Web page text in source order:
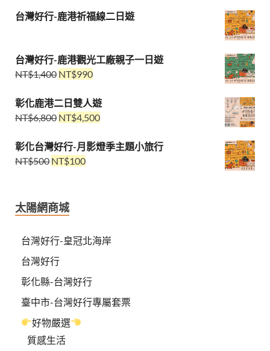
台灣好行-鹿港祈福線二日遊
台灣好行-鹿港觀光工廠親子一日遊
NT$1,400 NT$990
彰化鹿港二日雙人遊
NT$6,800 NT$4,500
彰化台灣好行-月影燈季主題小旅行
NT$500 NT$100
太陽網商城
台灣好行-皇冠北海岸
台灣好行
彰化縣-台灣好行
臺中市-台灣好行專屬套票
好物嚴選
質感生活